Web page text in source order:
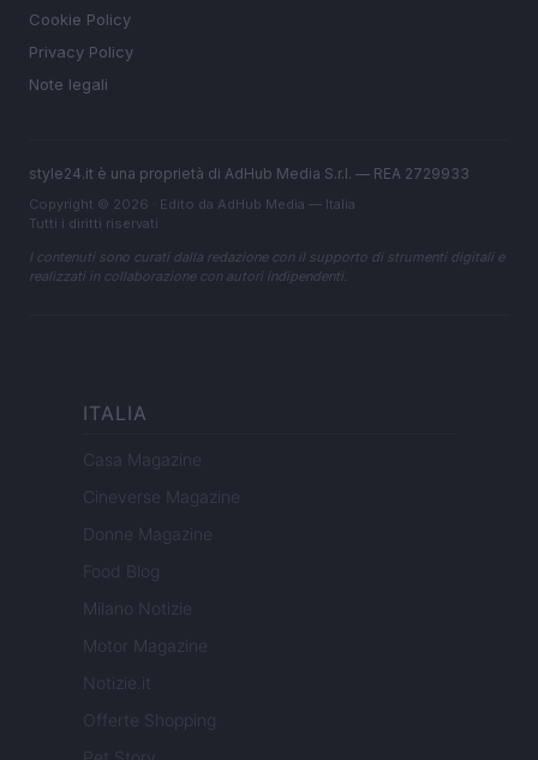
Cookie Policy
Privacy Policy
Note legali
style24.it è una proprietà di AdHub Media S.r.l. — REA 2729933
Copyright © 2026 · Edito da AdHub Media — Italia
Tutti i diritti riservati
I contenuti sono curati dalla redazione con il supporto di strumenti digitali e
realizzati in collaborazione con autori indipendenti.
ITALIA
Casa Magazine
Cineverse Magazine
Donne Magazine
Food Blog
Milano Notizie
Motor Magazine
Notizie.it
Offerte Shopping